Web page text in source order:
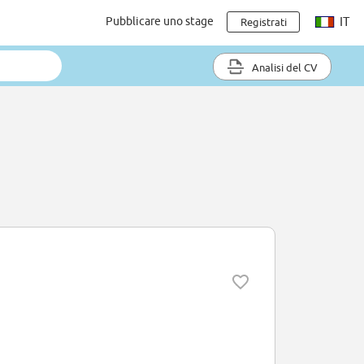
Pubblicare uno stage Registrati IT
Analisi del CV